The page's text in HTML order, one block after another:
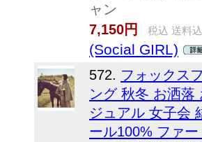
ャン
7,150円
税込 送料
(Social GIRL)
572. フォックス
ング 秋冬 お洒落
ジュアル 女子会
ール100% ファ